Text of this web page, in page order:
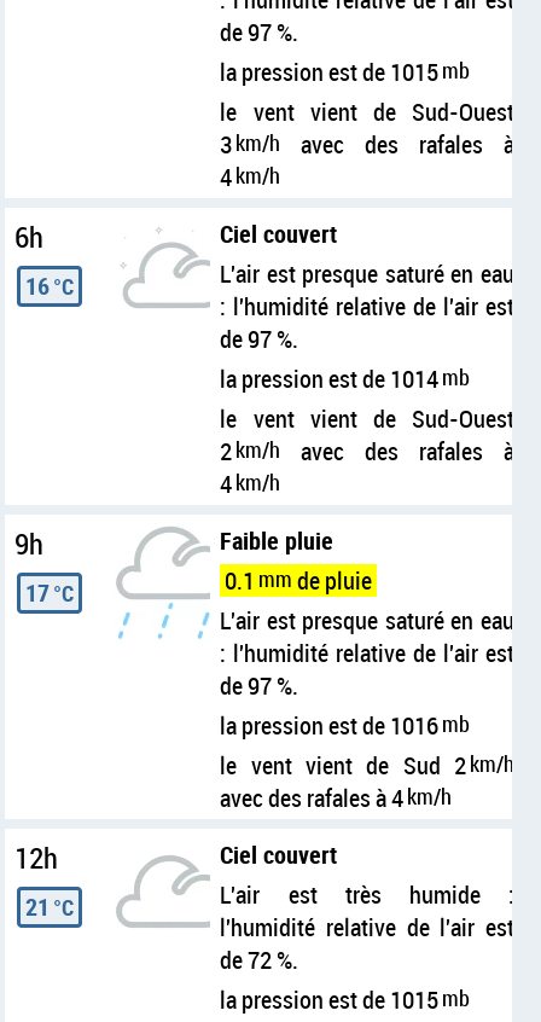
de 97 %.
la pression est de 1015mb
le vent vient de Sud-Ouest
3km/h
avec des rafales à
4km/h
6h
16°C
Ciel couvert
L'air est presque saturé en eau
: l'humidité relative de l'air est
de 97 %.
la pression est de 1014mb
le vent vient de Sud-Ouest
2km/h
avec des rafales à
4km/h
9h
17°C
Faible pluie
0.1 mm de pluie
L'air est presque saturé en eau
: l'humidité relative de l'air est
de 97 %.
la pression est de 1016mb
le vent vient de Sud 2km/h
avec des rafales à 4km/h
12h
21 °C
Ciel couvert
L'air est très humide :
l'humidité relative de l'air est
de 72 %.
la pression est de 1015mb